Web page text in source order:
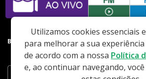
BAIXE NOSSO APP
Utilizamos cookies essenciais
para melhorar a sua
de acordo com a nossa Política
e, ao continuar navegando,